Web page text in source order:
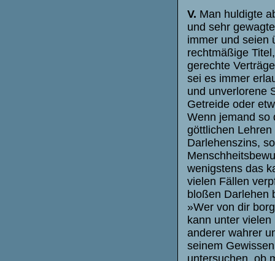
V. Man huldigte
und sehr
immer und seien
rechtmäßige
gerechte
sei es immer
und unverlorene
Getreide oder
Wenn jemand so
göttlichen
Darlehenszins,
wenigstens das
vielen Fällen
bloßen Darlehen
»Wer von dir
kann unter
anderer wahrer
seinem